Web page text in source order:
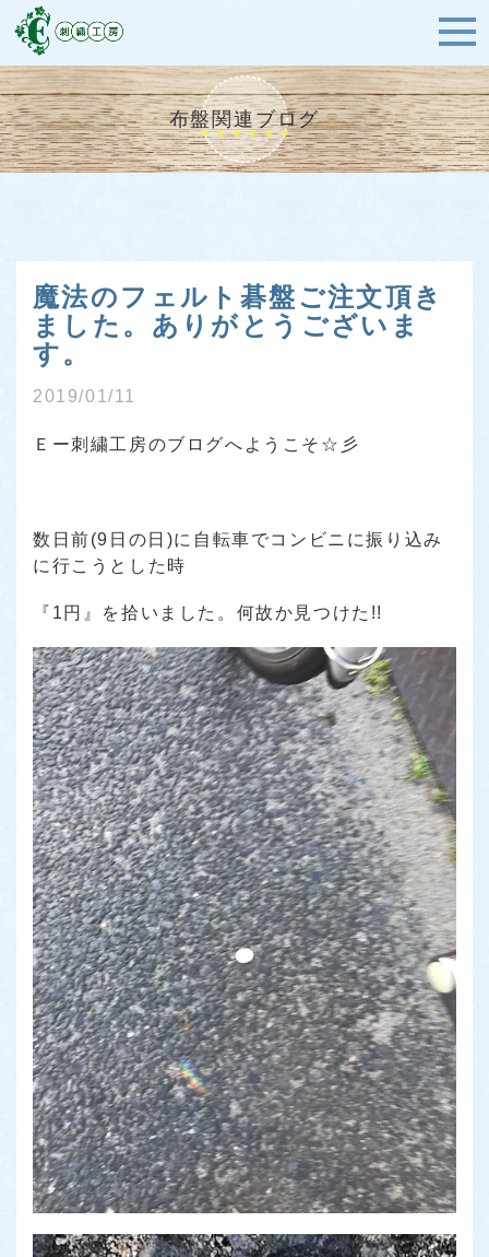
布盤関連ブログ
魔法のフェルト碁盤ご注文頂き
ました。ありがとうございま
す。
2019/01/11
Ｅー刺繍工房のブログへようこそ☆彡
数日前(9日の日)に自転車でコンビニに振り込み
に行こうとした時
『1円』を拾いました。何故か見つけた!!